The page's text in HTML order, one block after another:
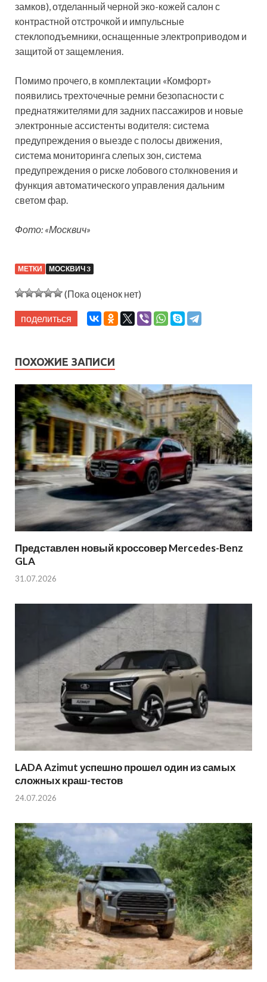
замков), отделанный черной эко-кожей салон с
контрастной отстрочкой и импульсные
стеклоподъемники, оснащенные электроприводом и
защитой от защемления.
Помимо прочего, в комплектации «Комфорт»
появились трехточечные ремни безопасности с
преднатяжителями для задних пассажиров и новые
электронные ассистенты водителя: система
предупреждения о выезде с полосы движения,
система мониторинга слепых зон, система
предупреждения о риске лобового столкновения и
функция автоматического управления дальним
светом фар.
Фото: «Москвич»
МЕТКИ МОСКВИЧ 3
(Пока оценок нет)
поделиться
ПОХОЖИЕ ЗАПИСИ
Представлен новый кроссовер Mercedes-Benz
GLA
31.07.2026
LADA Azimut успешно прошел один из самых
сложных краш-тестов
24.07.2026